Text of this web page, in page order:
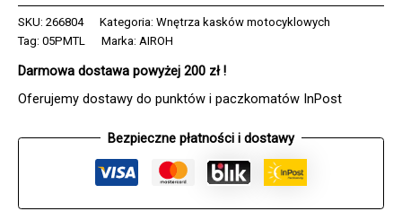
SKU: 266804 Kategoria: Wnętrza kasków motocyklowych
Tag: 05PMTL Marka: AIROH
Darmowa dostawa powyżej 200 zł !
Oferujemy dostawy do punktów i paczkomatów InPost
Bezpieczne płatności i dostawy